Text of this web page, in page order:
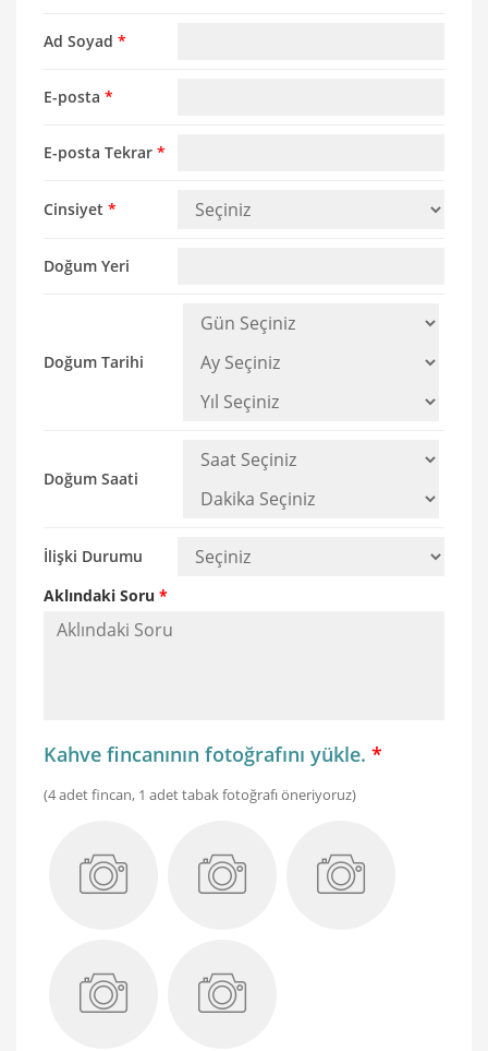
Ad Soyad *
E-posta *
E-posta Tekrar *
Cinsiyet *
Doğum Yeri
Doğum Tarihi
Doğum Saati
İlişki Durumu
Aklındaki Soru *
Kahve fincanının fotoğrafını yükle. *
(4 adet fincan, 1 adet tabak fotoğrafı öneriyoruz)